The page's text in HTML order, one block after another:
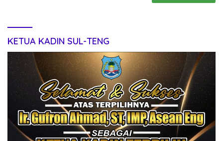
KETUA KADIN SUL-TENG